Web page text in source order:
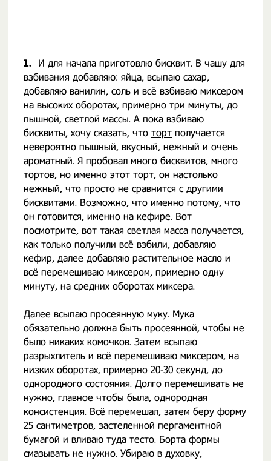
1.
И для начала приготовлю бисквит. В чашу для
взбивания добавляю: яйца, всыпаю сахар,
добавляю ванилин, соль и всё взбиваю миксером
на высоких оборотах, примерно три минуты, до
пышной, светлой массы. А пока взбиваю
бисквиты, хочу сказать, что торт получается
невероятно пышный, вкусный, нежный и очень
ароматный. Я пробовал много бисквитов, много
тортов, но именно этот торт, он настолько
нежный, что просто не сравнится с другими
бисквитами. Возможно, что именно потому, что
он готовится, именно на кефире. Вот
посмотрите, вот такая светлая масса получается,
как только получили всё взбили, добавляю
кефир, далее добавляю растительное масло и
всё перемешиваю миксером, примерно одну
минуту, на средних оборотах миксера.
Далее всыпаю просеянную муку. Мука
обязательно должна быть просеянной, чтобы не
было никаких комочков. Затем всыпаю
разрыхлитель и всё перемешиваю миксером, на
низких оборотах, примерно 20-30 секунд, до
однородного состояния. Долго перемешивать не
нужно, главное чтобы была, однородная
консистенция. Всё перемешал, затем беру форму
25 сантиметров, застеленной пергаментной
бумагой и вливаю туда тесто. Борта формы
смазывать не нужно. Убираю в духовку,